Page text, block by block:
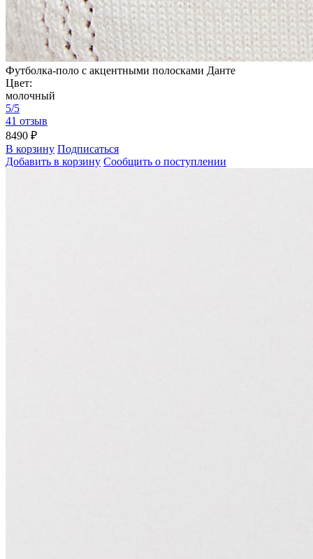
Футболка-поло с акцентными полосками Данте
Цвет:
молочный
5/5
41 отзыв
8490 ₽
В корзину Подписаться
Добавить в корзину Сообщить о поступлении